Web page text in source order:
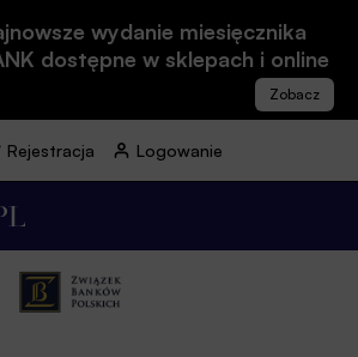
wydanie miesięcznika
dostępne w sklepach i online
Rejestracja Logowanie